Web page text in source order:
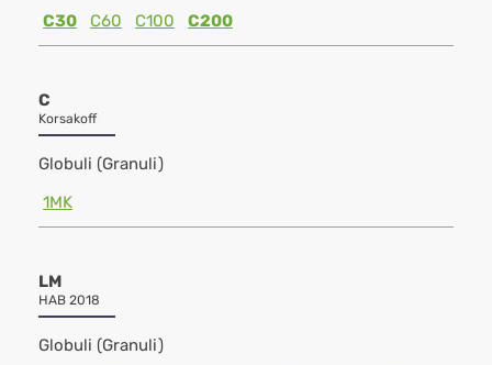
C30
C60 C100 C200
C
Korsakoff
Globuli (Granuli)
1MK
LM
HAB 2018
Globuli (Granuli)